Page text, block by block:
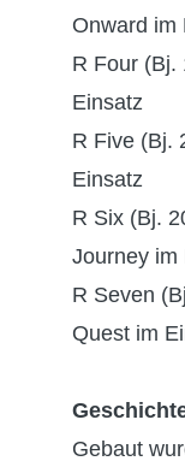
Onward im
R Four (Bj.
Einsatz
R Five (Bj.
Einsatz
R Six (Bj.
Journey im
R Seven
Quest im
Gebaut